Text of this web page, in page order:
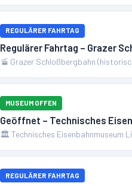
REGULÄRER FAHRTAG
Regulärer Fahrtag – Grazer
🚡 Grazer Schloßbergbahn
MUSEUM OFFEN
Geöffnet – Technisches
🏛️ Technisches Eisenbahnmuseum
REGULÄRER FAHRTAG